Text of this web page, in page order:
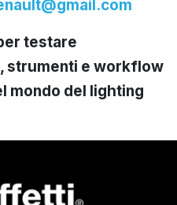
testare
strumenti e workflow
mondo del lighting